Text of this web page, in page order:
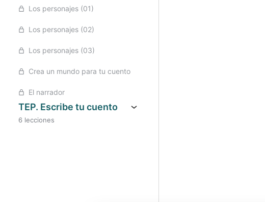
Los personajes (01)
Los personajes (02)
Los personajes (03)
Crea un mundo para tu cuento
El narrador
TEP. Escribe tu cuento
6 lecciones